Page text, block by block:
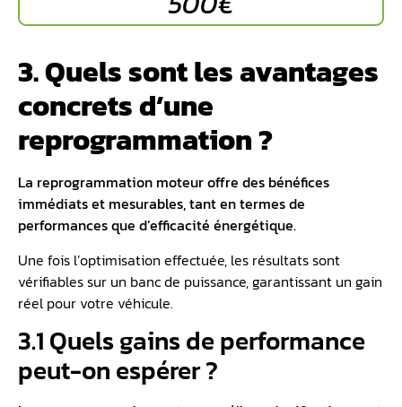
3. Quels sont les avantages
concrets d’une
reprogrammation ?
La reprogrammation moteuroffre des bénéfices
immédiats et mesurables, tant en termes de
performances que d’efficacité énergétique.
Une fois l’optimisation effectuée, les résultats sont
vérifiables sur un banc de puissance, garantissant un gain
réel pour votre véhicule.
3.1 Quels gains de performance
peut-on espérer ?